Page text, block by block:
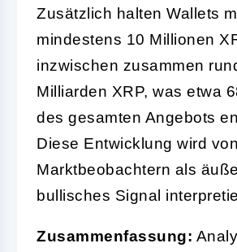
Zusätzlich halten Wallets
mindestens 10 Millionen
inzwischen zusammen
Milliarden XRP, was etwa
des gesamten Angebots
Diese Entwicklung wird
Marktbeobachtern als
bullisches Signal
Zusammenfassung: